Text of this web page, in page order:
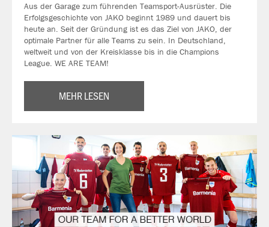
Aus der Garage zum führenden Teamsport-Ausrüster. Die
Erfolgsgeschichte von JAKO beginnt 1989 und dauert bis
heute an. Seit der Gründung ist es das Ziel von JAKO, der
optimale Partner für alle Teams zu sein. In Deutschland,
weltweit und von der Kreisklasse bis in die Champions
League. WE ARE TEAM!
MEHR LESEN